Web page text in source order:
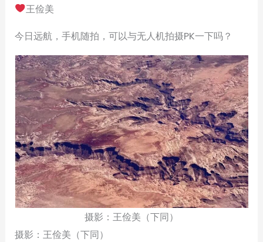
王俭美
今日远航，手机随拍，可以与无人机拍摄PK一下吗？
摄影：王俭美（下同）
摄影：王俭美（下同）